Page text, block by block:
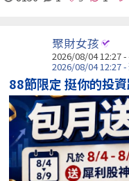
聚財女孩
2026/08/04 12:27 -
2026/08/04 12:27 -
88節限定 挺你的投